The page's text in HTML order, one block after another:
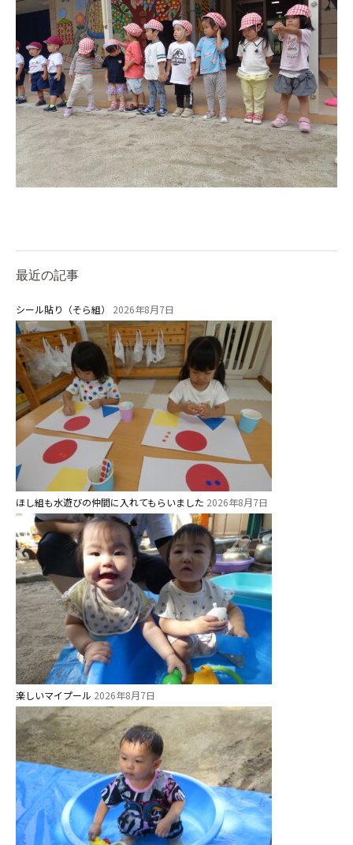
最近の記事
シール貼り（そら組） 2026年8月7日
ほし組も水遊びの仲間に入れてもらいました 2026年8月7日
楽しいマイプール 2026年8月7日
園のこと
園舎案内
安⼼・安全対策
給⾷
課外教室
理事長のことば
園の1⽇
年間⾏事
預かり保育［ヒラソル ]
美⽊多チコス
美⽊多チコスについて
美⽊多チコスブログ
未就園児クラス
0歳親子登園［マカロンクラス ]
1歳・2歳親子登園［マリポサクラ
ス ]
2歳児ひとり登園［ゆず組 ]
グループ施設・
関係先リンク
学校法⼈鴨⾕学園 鳳幼稚園
学校法⼈諏訪森学園 諏訪森幼稚
園
⼤阪府私⽴幼稚園連盟
社会福祉法人野田福祉会